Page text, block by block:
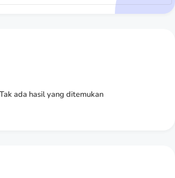
ada hasil yang ditemukan